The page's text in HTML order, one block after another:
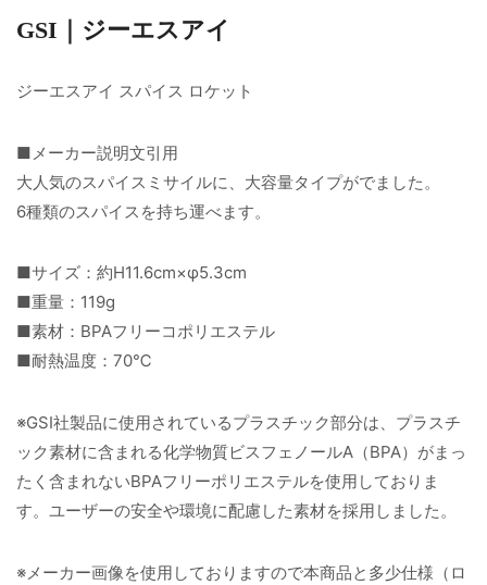
GSI｜ジーエスアイ
ジーエスアイ スパイス ロケット
■メーカー説明文引用
大人気のスパイスミサイルに、大容量タイプがでました。
6種類のスパイスを持ち運べます。
■サイズ：約H11.6cm×φ5.3cm
■重量：119g
■素材：BPAフリーコポリエステル
■耐熱温度：70℃
※GSI社製品に使用されているプラスチック部分は、プラスチ
ック素材に含まれる化学物質ビスフェノールA（BPA）がまっ
たく含まれないBPAフリーポリエステルを使用しておりま
す。ユーザーの安全や環境に配慮した素材を採用しました。
※メーカー画像を使用しておりますので本商品と多少仕様（ロ